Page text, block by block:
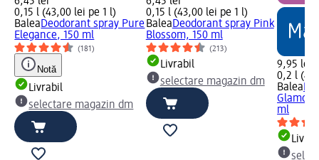
0,15 l (43,00 lei pe 1 l)
BaleaDeodorant spray Pure
Elegance, 150 ml
(181)
Notă
Livrabil
selectare magazin dm
0,15 l (43,00 lei pe 1 l)
BaleaDeodorant spray Pink
Blossom, 150 ml
(213)
Livrabil
selectare magazin dm
9,95 lei
0,2 l
Balea
ml